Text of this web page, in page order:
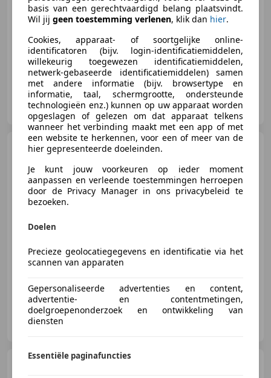
03/2007 112.030 km Benzine 79 kW (107 PK)
Autohandel Voort
NL-3781 JA VOORTHUIZEN
Chevrolet Tacuma
Pakket
01/2005 89.854 km
Gerritsen Automotive
NL-6841 BE ARNHEM
basis van een gerechtvaardigd belang plaatsvindt.
Wil jij geen toestemming verlenen, klik dan hier.
Cookies, apparaat- of soortgelijke online-
identificatoren (bijv. login-identificatiemiddelen,
willekeurig toegewezen identificatiemiddelen,
netwerk-gebaseerde identificatiemiddelen) samen
met andere informatie (bijv. browsertype en
informatie, taal, schermgrootte, ondersteunde
technologieën enz.) kunnen op uw apparaat worden
opgeslagen of gelezen om dat apparaat telkens
wanneer het verbinding maakt met een app of met
een website te herkennen, voor een of meer van de
hier gepresenteerde doeleinden.
Je kunt jouw voorkeuren op ieder moment
aanpassen en verleende toestemmingen herroepen
door de Privacy Manager in ons privacybeleid te
bezoeken.
Doelen
Precieze geolocatiegegevens en identificatie via het
scannen van apparaten
Gepersonaliseerde advertenties en content,
advertentie- en contentmetingen,
doelgroepenonderzoek en ontwikkeling van
diensten
Essentiële paginafuncties